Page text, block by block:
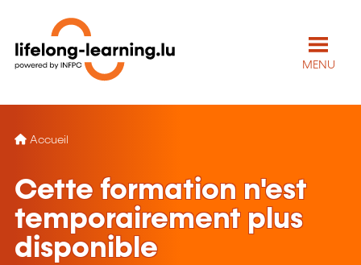
MENU
Accueil
Cette formation n'est
temporairement plus
disponible